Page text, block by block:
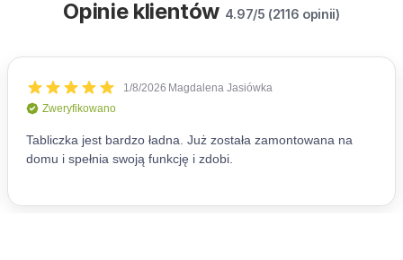
Opinie klientów 4.97/5 (2116 opinii)